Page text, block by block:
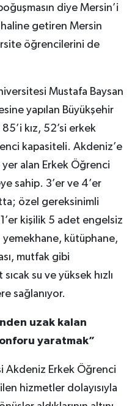
diye Mersin’i
getiren Mersin
öğrencilerini de
Mustafa Baysan
yapılan Büyükşehir
kız, 52’si erkek
kapasiteli. Akdeniz’e
yer alan Erkek Öğrenci
sahip. 3’er ve 4’er
özel gereksinimli
kişilik 5 adet engelsiz
kütüphane,
mutfak gibi
su ve yüksek hızlı
sağlanıyor.
uzak kalan
yaratmak”
Akdeniz Erkek Öğrenci
hizmetler dolayısıyla